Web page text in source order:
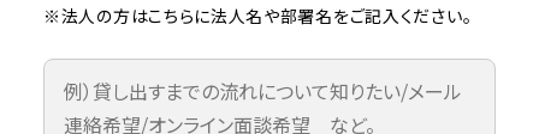
※法人の方はこちらに法人名や部署名をご記入ください。